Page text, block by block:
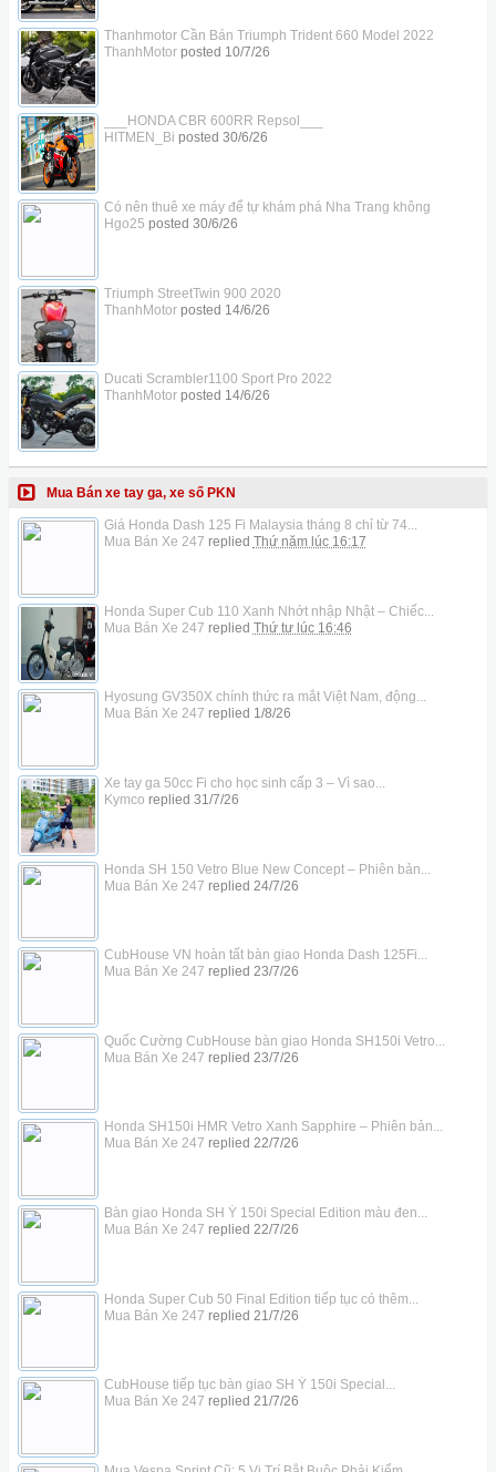
Thanhmotor Cần Bán Triumph Trident 660 Model 2022
ThanhMotorposted 10/7/26
___HONDA CBR 600RR Repsol___
HITMEN_Bi posted 30/6/26
Có nên thuê xe máy để tự khám phá Nha Trang không
Hgo25 posted 30/6/26
Triumph StreetTwin 900 2020
ThanhMotorposted 14/6/26
Ducati Scrambler1100 Sport Pro 2022
ThanhMotorposted 14/6/26
Mua Bán xe tay ga, xe số PKN
Giá Honda Dash 125 Fi Malaysia tháng 8 chỉ từ 74...
Mua Bán Xe 247 replied Thứ năm lúc 16:17
Honda Super Cub 110 Xanh Nhớt nhập Nhật – Chiếc...
Mua Bán Xe 247 replied Thứ tư lúc 16:46
Hyosung GV350X chính thức ra mắt Việt Nam, động...
Mua Bán Xe 247 replied 1/8/26
Xe tay ga 50cc Fi cho học sinh cấp 3 – Vì sao...
Kymco replied 31/7/26
Honda SH 150 Vetro Blue New Concept – Phiên bản...
Mua Bán Xe 247 replied 24/7/26
CubHouse VN hoàn tất bàn giao Honda Dash 125Fi...
Mua Bán Xe 247 replied 23/7/26
Quốc Cường CubHouse bàn giao Honda SH150i Vetro...
Mua Bán Xe 247 replied 23/7/26
Honda SH150i HMR Vetro Xanh Sapphire – Phiên bản...
Mua Bán Xe 247 replied 22/7/26
Bàn giao Honda SH Ý 150i Special Edition màu đen...
Mua Bán Xe 247 replied 22/7/26
Honda Super Cub 50 Final Edition tiếp tục có thêm...
Mua Bán Xe 247 replied 21/7/26
CubHouse tiếp tục bàn giao SH Ý 150i Special...
Mua Bán Xe 247 replied 21/7/26